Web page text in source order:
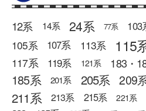
12系 14系 24系 77系 103
105系 107系 113系 115
117系 119系 121系 183・
185系 201系 205系 209
211系 213系 215系 221系